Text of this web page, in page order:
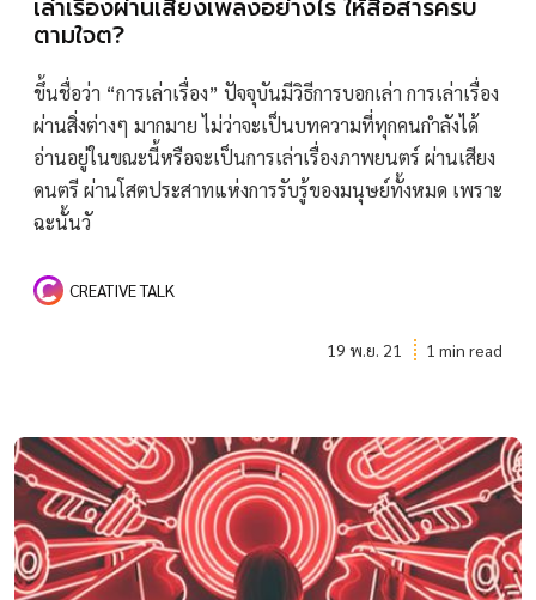
เล่าเรื่องผ่านเสียงเพลงอย่างไร ให้สื่อสารครบ
ตามใจต?
ขึ้นชื่อว่า “การเล่าเรื่อง” ปัจจุบันมีวิธีการบอกเล่า การเล่าเรื่อง
ผ่านสิ่งต่างๆ มากมาย ไม่ว่าจะเป็นบทความที่ทุกคนกำลังได้
อ่านอยู่ในขณะนี้หรือจะเป็นการเล่าเรื่องภาพยนตร์ ผ่านเสียง
ดนตรี ผ่านโสตประสาทแห่งการรับรู้ของมนุษย์ทั้งหมด เพราะ
ฉะนั้นวั
CREATIVE TALK
19 พ.ย. 21 1 min read